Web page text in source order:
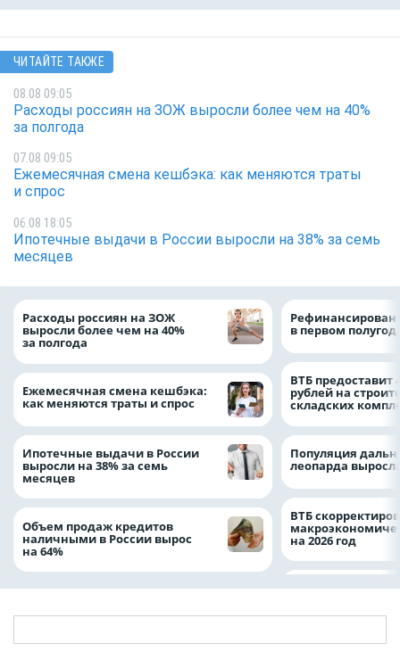
ЧИТАЙТЕ ТАКЖЕ
08.08 09:05
Расходы россиян на ЗОЖ выросли более чем на 40%
за полгода
07.08 09:05
Ежемесячная смена кешбэка: как меняются траты
и спрос
06.08 18:05
Ипотечные выдачи в России выросли на 38% за семь
месяцев
Расходы россиян на ЗОЖ
выросли более чем на 40%
за полгода
Ежемесячная смена кешбэка:
как меняются траты и спрос
Ипотечные выдачи в России
выросли на 38% за семь
месяцев
Объем продаж кредитов
наличными в России вырос
на 64%
в первом
ВТБ предоставит
рублей на
складских
Популяция
леопарда
ВТБ
на 2026 год